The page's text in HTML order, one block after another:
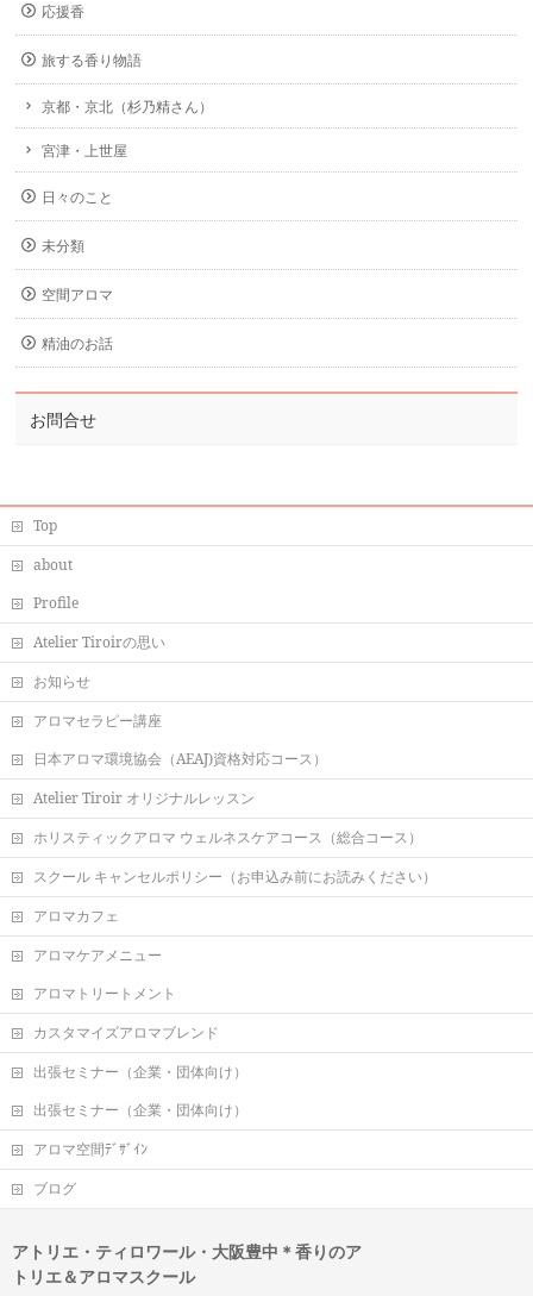
応援香
旅する香り物語
京都・京北（杉乃精さん）
宮津・上世屋
日々のこと
未分類
空間アロマ
精油のお話
お問合せ
Top
about
Profile
Atelier Tiroirの思い
お知らせ
アロマセラピー講座
日本アロマ環境協会（AEAJ)資格対応コース）
Atelier Tiroir オリジナルレッスン
ホリスティックアロマ ウェルネスケアコース（総合コース）
スクール キャンセルポリシー（お申込み前にお読みください）
アロマカフェ
アロマケアメニュー
アロマトリートメント
カスタマイズアロマブレンド
出張セミナー（企業・団体向け）
出張セミナー（企業・団体向け）
アロマ空間ﾃﾞｻﾞｲﾝ
ブログ
アトリエ・ティロワール・大阪豊中＊香りのア
トリエ＆アロマスクール